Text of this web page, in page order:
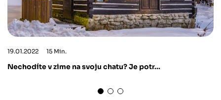
19.01.2022 15 Min.
Nechodíte v zime na svoju chatu? Je potr...